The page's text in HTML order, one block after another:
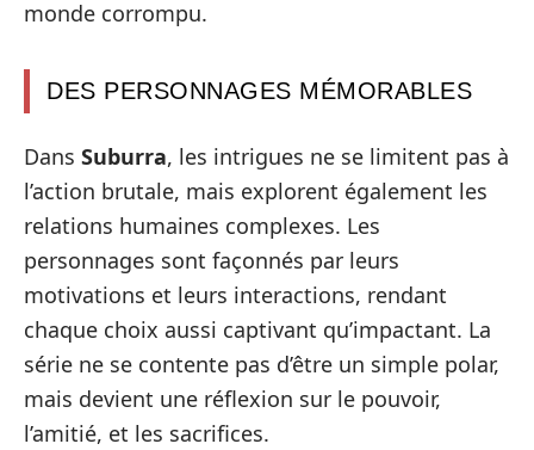
monde corrompu.
DES PERSONNAGES MÉMORABLES
Dans Suburra, les intrigues ne se limitent pas à
l’action brutale, mais explorent également les
relations humaines complexes. Les
personnages sont façonnés par leurs
motivations et leurs interactions, rendant
chaque choix aussi captivant qu’impactant. La
série ne se contente pas d’être un simple polar,
mais devient une réflexion sur le pouvoir,
l’amitié, et les sacrifices.